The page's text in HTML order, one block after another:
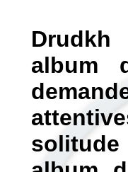
album
solitude